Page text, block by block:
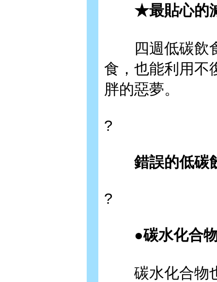
★最貼心的減
四週低碳飲食
食，也能利用不
胖的惡夢。
?
錯誤的低碳飲
?
●碳水化合物
碳水化合物也